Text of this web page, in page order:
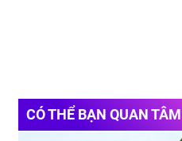
CÓ THỂ BẠN QUAN TÂM